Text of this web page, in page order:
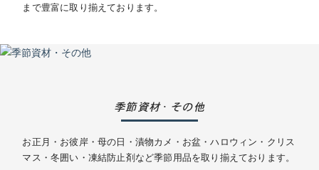
まで豊富に取り揃えております。
季節資材 ・ その他
お正月・お彼岸・母の日・漬物カメ・お盆・ハロウィン・クリス
マス・冬囲い・凍結防止剤など季節用品を取り揃えております。